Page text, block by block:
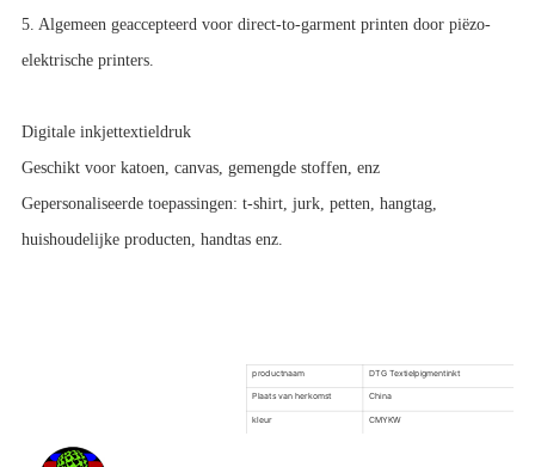
5. Algemeen geaccepteerd voor direct-to-garment printen door piëzo-
elektrische printers.
Digitale inkjettextieldruk
Geschikt voor katoen, canvas, gemengde stoffen, enz
Gepersonaliseerde toepassingen: t-shirt, jurk, petten, hangtag,
huishoudelijke producten, handtas enz.
productnaam DTG Textielpigmentinkt
Plaats van herkomst China
kleur CMYKW